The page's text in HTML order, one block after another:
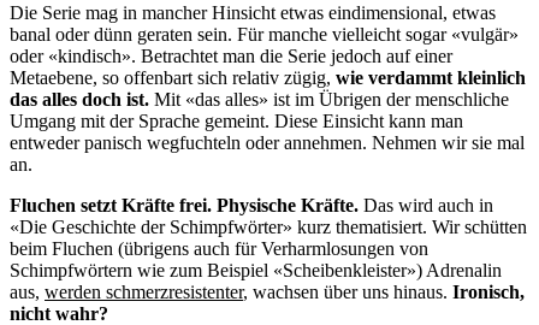
Die Serie mag in mancher Hinsicht etwas eindimensional, etwas
banal oder dünn geraten sein. Für manche vielleicht sogar «vulgär»
oder «kindisch». Betrachtet man die Serie jedoch auf einer
Metaebene, so offenbart sich relativ zügig, wie verdammt kleinlich
das alles doch ist. Mit «das alles» ist im Übrigen der menschliche
Umgang mit der Sprache gemeint. Diese Einsicht kann man
entweder panisch wegfuchteln oder annehmen. Nehmen wir sie mal
an.
Fluchen setzt Kräfte frei. Physische Kräfte. Das wird auch in
«Die Geschichte der Schimpfwörter» kurz thematisiert. Wir schütten
beim Fluchen (übrigens auch für Verharmlosungen von
Schimpfwörtern wie zum Beispiel «Scheibenkleister») Adrenalin
aus, werden schmerzresistenter, wachsen über uns hinaus. Ironisch,
nicht wahr?